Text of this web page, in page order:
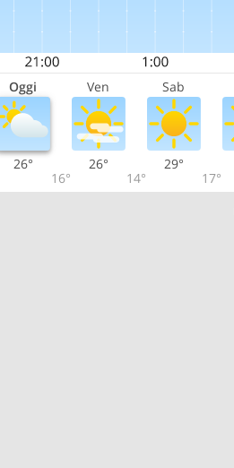
Oggi Ven Sab
26°
16°
26°
14°
29°
17°